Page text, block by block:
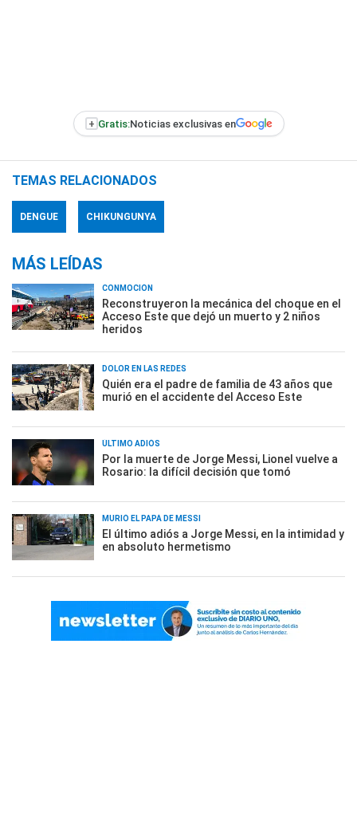
+ Gratis:Noticias exclusivas en
TEMAS RELACIONADOS
DENGUE CHIKUNGUNYA
MÁS LEÍDAS
CONMOCIÓN
Reconstruyeron la mecánica del choque en el
Acceso Este que dejó un muerto y 2 niños
heridos
DOLOR EN LAS REDES
Quién era el padre de familia de 43 años que
murió en el accidente del Acceso Este
ÚLTIMO ADIÓS
Por la muerte de Jorge Messi, Lionel vuelve a
Rosario: la difícil decisión que tomó
MURIÓ EL PAPÁ DE MESSI
El último adiós a Jorge Messi, en la intimidad y
en absoluto hermetismo